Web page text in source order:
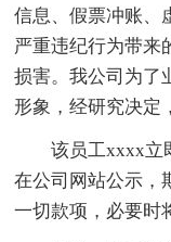
信息、假票冲账、
严重违纪行为带来
损害。我公司为了
形象，经研究决定
该员工xxxx立
在公司网站公示，
一切款项，必要时